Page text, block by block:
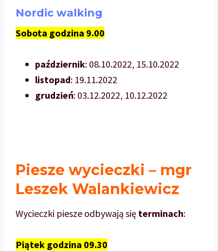
Nordic walking
Sobota godzina 9.00
październik: 08.10.2022, 15.10.2022
listopad: 19.11.2022
grudzień: 03.12.2022, 10.12.2022
Piesze wycieczki – mgr
Leszek Walankiewicz
Wycieczki piesze odbywają się terminach:
Piątek godzina 09.30